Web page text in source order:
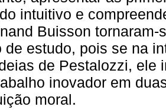
intuitivo e
Buisson
de estudo, pois se na
de Pestalozzi, ele
inovador em
moral.